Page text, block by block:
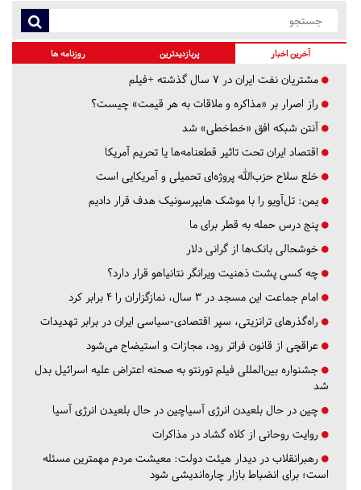
آخرین اخبار پربازدیدترین روزنامه ها
مشتریان نفت ایران در ۷ سال گذشته +فیلم
راز اصرار بر «مذاکره و ملاقات به هر قیمت» چیست؟
آنتن شبکه افق «خط‌خطی» شد
اقتصاد ایران تحت تاثیر قطعنامه‌ها یا تحریم‌ آمریکا
خلع سلاح حزب‌الله پروژه‌ای تحمیلی و آمریکایی است
یمن: تل‌آویو را با موشک هایپرسونیک هدف قرار دادیم
پنج درس‌ حمله به قطر برای ما
خوشحالی بانک‌ها از گرانی دلار
چه کسی پشت ذهنیت ویرانگر نتانیاهو قرار دارد؟
امام جماعت این مسجد در ۳ سال، نمازگزاران را ۴ برابر کرد
راه‌گذرهای ترانزیتی، سپر اقتصادی-سیاسی ایران در برابر تهدیدات
عراقچی از قانون فراتر رود، مجازات و استیضاح می‌شود
جشنواره بین‌المللی فیلم تورنتو به صحنه اعتراض علیه اسرائیل بدل
شد
چین در حال بلعیدن انرژی آسیاچین در حال بلعیدن انرژی آسیا
روایت روحانی از کلاه گشاد در مذاکرات
رهبرانقلاب در دیدار هیئت دولت: معیشت مردم مهمترین مسئله
است؛ برای انضباط بازار چاره‌اندیشی شود